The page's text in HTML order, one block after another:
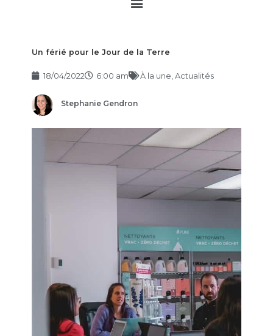
Un férié pour le Jour de la Terre
18/04/2022 6:00 am À la une Actualités
Stephanie Gendron